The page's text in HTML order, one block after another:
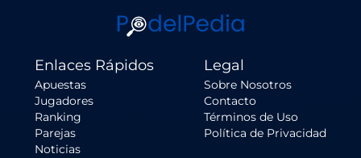
Enlaces Rápidos
Apuestas
Jugadores
Ranking
Parejas
Noticias
Legal
Sobre Nosotros
Contacto
Términos de Uso
Política de Privacidad